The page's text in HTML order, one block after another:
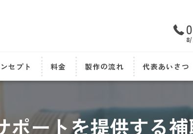
セプト 料金 製作の流れ 代表あいさつ
ポートを提供する